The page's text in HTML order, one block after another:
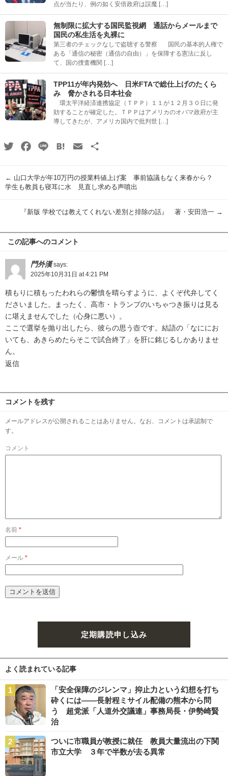
点が当たり、例の如く安倍政府は誤魔 […]
無制限に拡大する国民監視網 通話からメールまで
国民の私生活を丸裸に
第三者のチェックなしで盗聴する警察 国民の基本的人権で
ある「通信の秘密（通信の自由）」を保障する憲法に反し
て、国の捜査機関 […]
TPP11が年内発効へ 日米FTAで総仕上げのたくら
み 脅かされる日本社会
環太平洋経済連携協定（ＴＰＰ）１１が１２月３０日に発
効することが確定した。ＴＰＰはアメリカのオバマ政府が主
導してきたが、アメリカ国内で批判世 […]
TwitterFacebook
Line HatenaEmail
← 山口大学が年10万円の授業料値上げ案 事前協議もなく来春から？
学生も教員も寝耳に水 見直し求める声噴出
『新版 学校では教えてくれない差別と排除の話』 著・安田浩一 →
この記事へのコメント
門外漢 says:
2025年10月31日 at 4:21 PM
積もりに積もったわれらの鬱憤を晴らすように、よくぞ代弁してく
ださいました。まったく、高市・トランプのいちゃつき振りは見る
に堪えませんでした（心身に悪い）。
ここで選挙を抛り出したら、彼らの思う壺です。結語の「なににお
いても、あきらめたらそこで試合終了」を肝に銘じるしかありませ
ん。
返信
コメントを残す
メールアドレスが公開されることはありません。なお、コメントは承認制で
す。
コメント
名前 *
メール *
定期購読申し込み
よく読まれている記事
「安全保障のジレンマ」抑止力という幻想を打ち
砕くには――長射程ミサイル配備の熊本から問
う 超党派「人道外交議連」事務局長・伊勢崎賢
治
ついに市職員が教授に就任 教員大量流出の下関
市立大学 ３年で半数が去る異常